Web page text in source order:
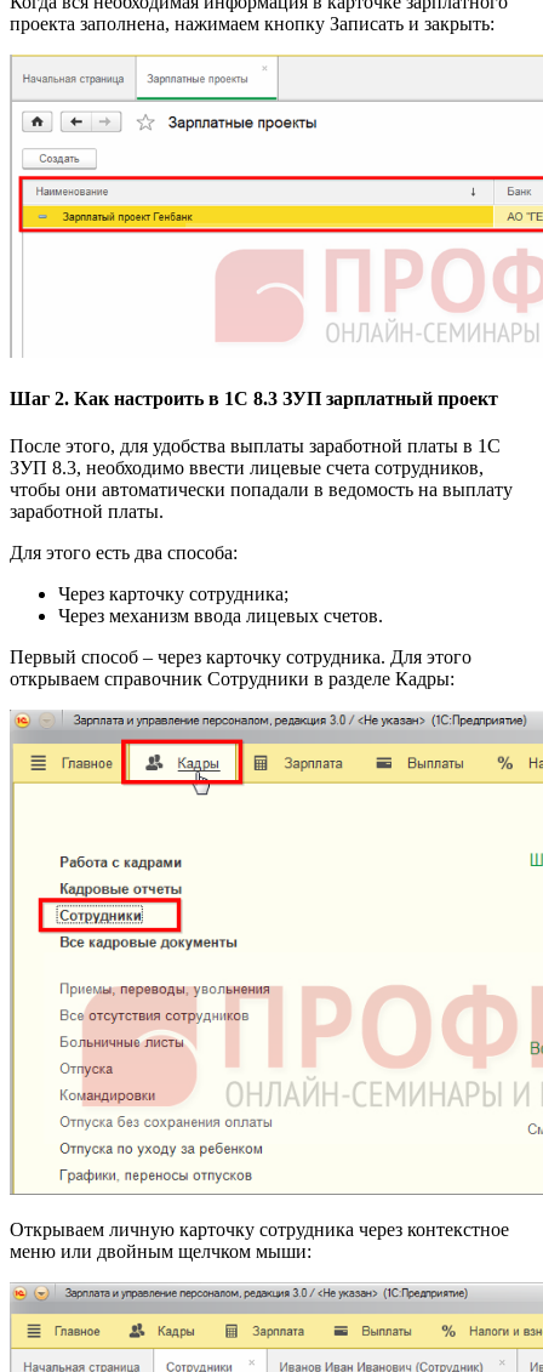
проекта заполнена, нажимаем кнопку Записать и закрыть:
Шаг 2. Как настроить в 1С 8.3 ЗУП зарплатный проект
После этого, для удобства выплаты заработной платы в 1С
ЗУП 8.3, необходимо ввести лицевые счета сотрудников,
чтобы они автоматически попадали в ведомость на выплату
заработной платы.
Для этого есть два способа:
Через карточку сотрудника;
Через механизм ввода лицевых счетов.
Первый способ – через карточку сотрудника. Для этого
открываем справочник Сотрудники в разделе Кадры:
Открываем личную карточку сотрудника через контекстное
меню или двойным щелчком мыши: